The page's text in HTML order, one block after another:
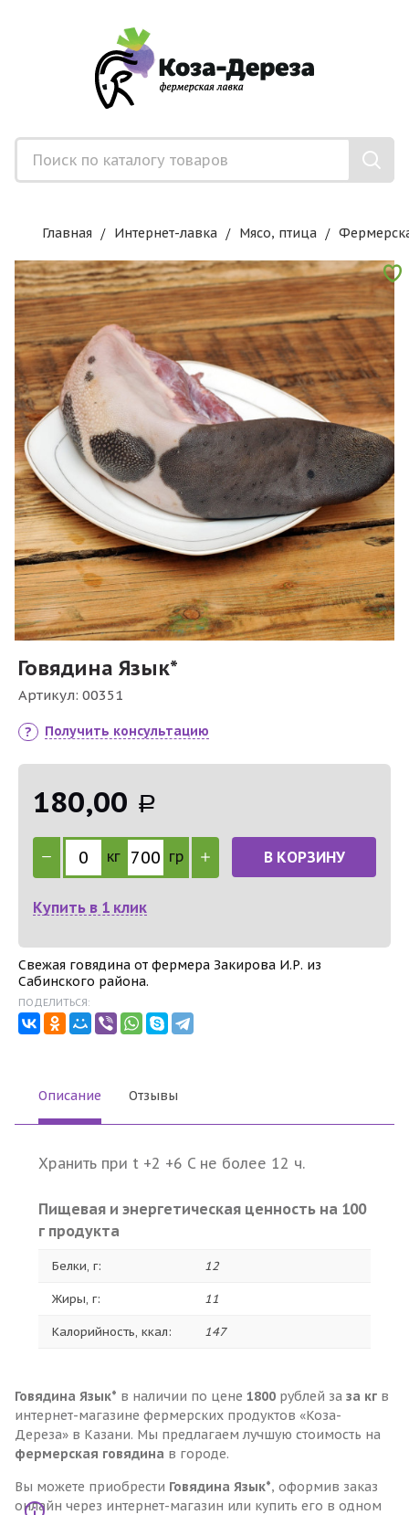
Главная Интернет-лавка Мясо, птица
Говядина Язык*
Артикул: 00351
Получить консультацию
180,00 Р
кг гр В КОРЗИНУ
Купить в 1 клик
Свежая говядина от фермера Закирова И.Р. из
Сабинского района.
ПОДЕЛИТЬСЯ:
Описание Отзывы
Хранить при t +2 +6 C не более 12 ч.
Пищевая и энергетическая ценность на 100
г продукта
Белки, г: 12
Жиры, г: 11
Калорийность, ккал: 147
Говядина Язык* в наличии по цене 1800 рублей за за кг в
интернет-магазине фермерских продуктов «Коза-
Дереза» в Казани. Мы предлагаем лучшую стоимость на
фермерская говядина в городе.
Вы можете приобрести Говядина Язык*, оформив заказ
онлайн через интернет-магазин или купить его в одном